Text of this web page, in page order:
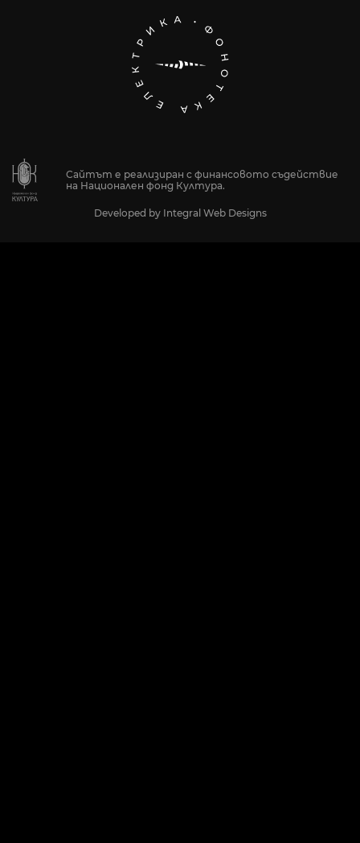
Сайтът е реализиран с финансовото съдействие
на Национален фонд Култура.
Developed by Integral Web Designs